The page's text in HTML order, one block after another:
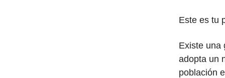
Este es tu
Existe una
adopta un
población